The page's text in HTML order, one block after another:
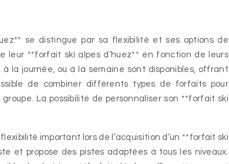
se distingue par sa flexibilité et ses options de
leur **forfait ski alpes d’huez** en fonction de leurs
la journée, ou à la semaine sont disponibles, offrant
de combiner différents types de forfaits pour
La possibilité de personnaliser son **forfait ski
important lors de l’acquisition d’un **forfait ski
et propose des pistes adaptées à tous les niveaux.